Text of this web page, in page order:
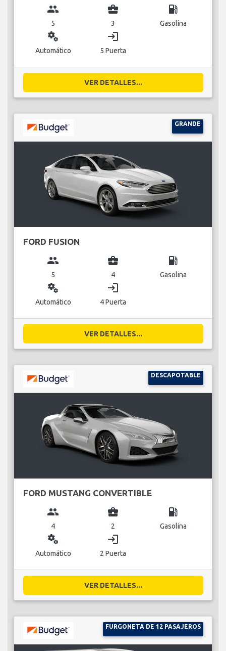
group
5
business_center
3
local_gas_station
Gasolina
miscellaneous_services
Automático
login
5 Puerta
VER DETALLES...
GRANDE
FORD FUSION
group
5
business_center
4
local_gas_station
Gasolina
miscellaneous_services
Automático
login
4 Puerta
VER DETALLES...
DESCAPOTABLE
FORD MUSTANG CONVERTIBLE
group
4
business_center
2
local_gas_station
Gasolina
miscellaneous_services
Automático
login
2 Puerta
VER DETALLES...
FURGONETA DE 12 PASAJEROS